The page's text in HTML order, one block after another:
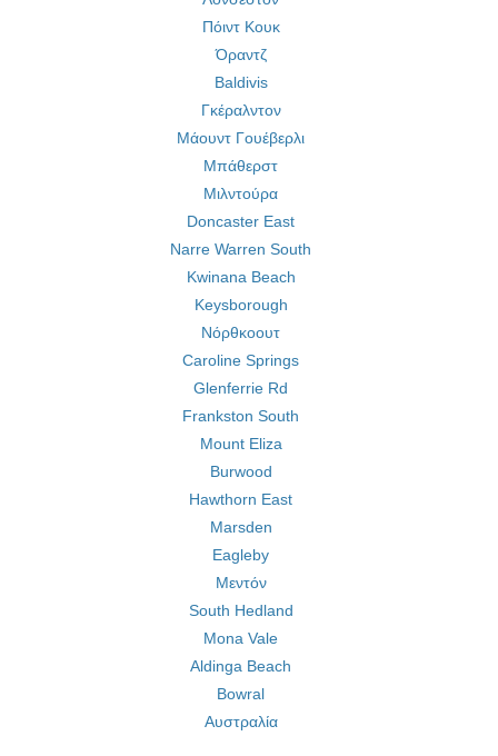
Πόιντ Κουκ
Όραντζ
Baldivis
Γκέραλντον
Μάουντ Γουέβερλι
Μπάθερστ
Μιλντούρα
Doncaster East
Narre Warren South
Kwinana Beach
Keysborough
Νόρθκοουτ
Caroline Springs
Glenferrie Rd
Frankston South
Mount Eliza
Burwood
Hawthorn East
Marsden
Eagleby
Μεντόν
South Hedland
Mona Vale
Aldinga Beach
Bowral
Αυστραλία